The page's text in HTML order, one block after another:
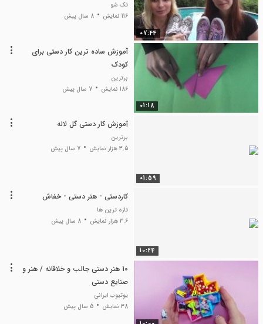
07:44
تک شو
116 نمایش
8 سال پیش
01:18
آموزش ساده ترین کار دستی برای
کودک
برترین
186 نمایش
7 سال پیش
01:59
آموزش کار دستی گل لاله
برترین
3.5 هزار نمایش
7 سال پیش
10:24
کاردستی - هنر دستی - خفاش
تازه ترین ها
3.6 هزار نمایش
8 سال پیش
10 هنر دستی جالب و خلاقانه / هنر و
صنایع دستی
یوتیوب ایرانی
38 نمایش
5 سال پیش